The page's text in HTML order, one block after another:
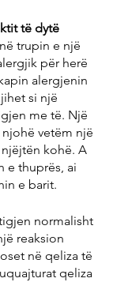
të dytë
trupin e një
për herë
alergjenin
si një
me të. Një
vetëm një
kohë. A
e thuprës, ai
e barit.
normalisht
reaksion
në qeliza të
qeliza